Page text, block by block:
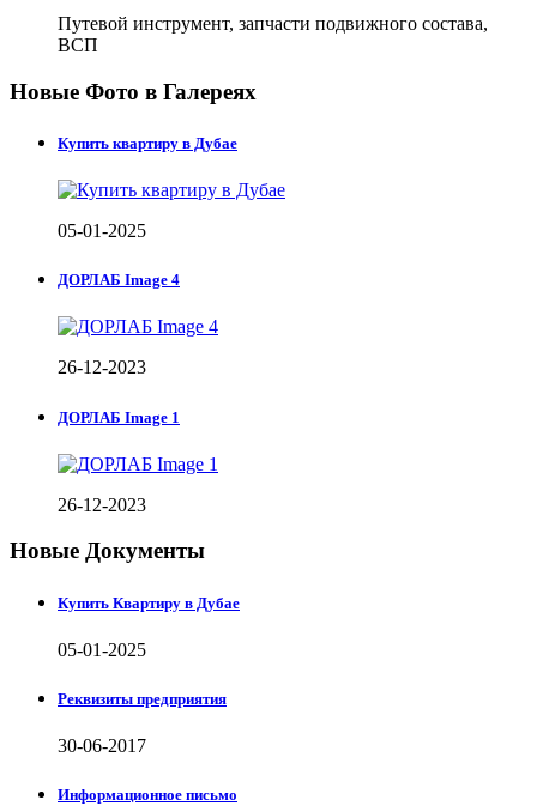
Путевой инструмент, запчасти подвижного состава,
ВСП
Новые Фото в Галереях
Купить квартиру в Дубае
05-01-2025
ДОРЛАБ Image 4
26-12-2023
ДОРЛАБ Image 1
26-12-2023
Новые Документы
Купить Квартиру в Дубае
05-01-2025
Реквизиты предприятия
30-06-2017
Информационное письмо